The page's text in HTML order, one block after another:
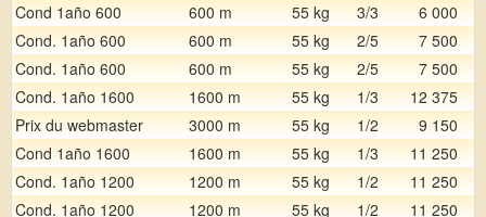
Cond 1año 600
600 m 55 kg 3/3 6 000
Cond. 1año 600
600 m 55 kg 2/5 7 500
Cond. 1año 600
600 m 55 kg 2/5 7 500
Cond. 1año 1600
1600 m 55 kg 1/3 12 375
Prix du webmaster
3000 m 55 kg 1/2 9 150
Cond 1año 1600
1600 m 55 kg 1/3 11 250
Cond. 1año 1200
1200 m 55 kg 1/2 11 250
Cond. 1año 1200
1200 m 55 kg 1/2 11 250